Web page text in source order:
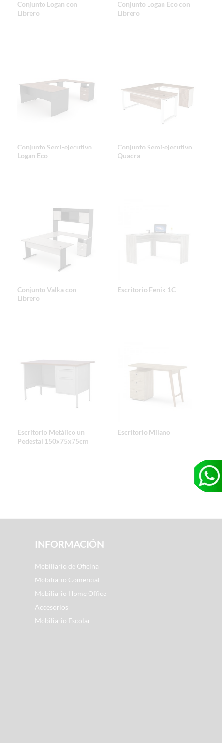
Conjunto Logan con
Librero
Conjunto Logan Eco con
Librero
Conjunto Semi-ejecutivo
Logan Eco
Conjunto Semi-ejecutivo
Quadra
Conjunto Valka con
Librero
Escritorio Fenix 1C
Escritorio Metálico un
Pedestal 150x75x75cm
Escritorio Milano
INFORMACIÓN
Mobiliario de Oficina
Mobiliario Comercial
Mobiliario Home Office
Accesorios
Mobiliario Escolar